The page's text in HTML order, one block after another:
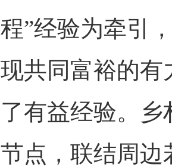
程”经验为牵引
现共同富裕的有
了有益经验。
节点，联结周边